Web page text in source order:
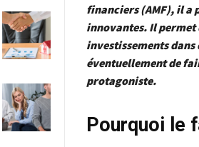
financiers (AMF), il a
innovantes. Il permet
investissements
éventuellement de
protagoniste.
Pourquoi le